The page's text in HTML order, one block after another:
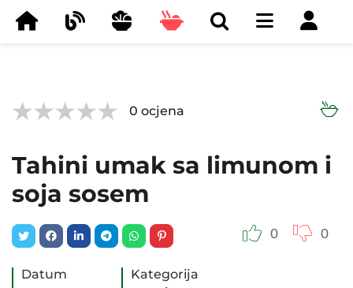


 0 ocjena
Tahini umak sa limunom i
soja sosem
0 0
Datum Kategorija